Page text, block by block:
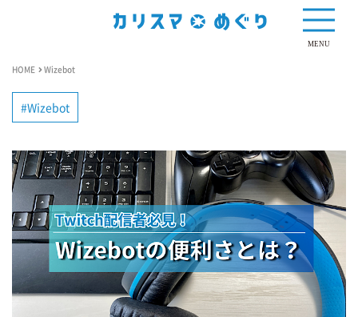
MENU
HOME Wizebot
Wizebot